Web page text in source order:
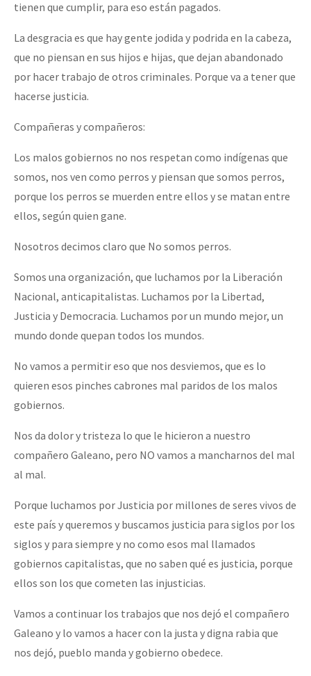
tienen que cumplir, para eso están pagados.
La desgracia es que hay gente jodida y podrida en la cabeza,
que no piensan en sus hijos e hijas, que dejan abandonado
por hacer trabajo de otros criminales. Porque va a tener que
hacerse justicia.
Compañeras y compañeros:
Los malos gobiernos no nos respetan como indígenas que
somos, nos ven como perros y piensan que somos perros,
porque los perros se muerden entre ellos y se matan entre
ellos, según quien gane.
Nosotros decimos claro que No somos perros.
Somos una organización, que luchamos por la Liberación
Nacional, anticapitalistas. Luchamos por la Libertad,
Justicia y Democracia. Luchamos por un mundo mejor, un
mundo donde quepan todos los mundos.
No vamos a permitir eso que nos desviemos, que es lo
quieren esos pinches cabrones mal paridos de los malos
gobiernos.
Nos da dolor y tristeza lo que le hicieron a nuestro
compañero Galeano, pero NO vamos a mancharnos del mal
al mal.
Porque luchamos por Justicia por millones de seres vivos de
este país y queremos y buscamos justicia para siglos por los
siglos y para siempre y no como esos mal llamados
gobiernos capitalistas, que no saben qué es justicia, porque
ellos son los que cometen las injusticias.
Vamos a continuar los trabajos que nos dejó el compañero
Galeano y lo vamos a hacer con la justa y digna rabia que
nos dejó, pueblo manda y gobierno obedece.